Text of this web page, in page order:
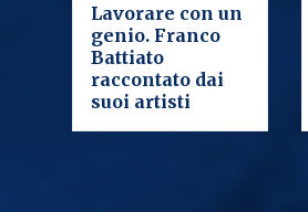
Lavorare con un
genio. Franco
Battiato
raccontato dai
suoi artisti